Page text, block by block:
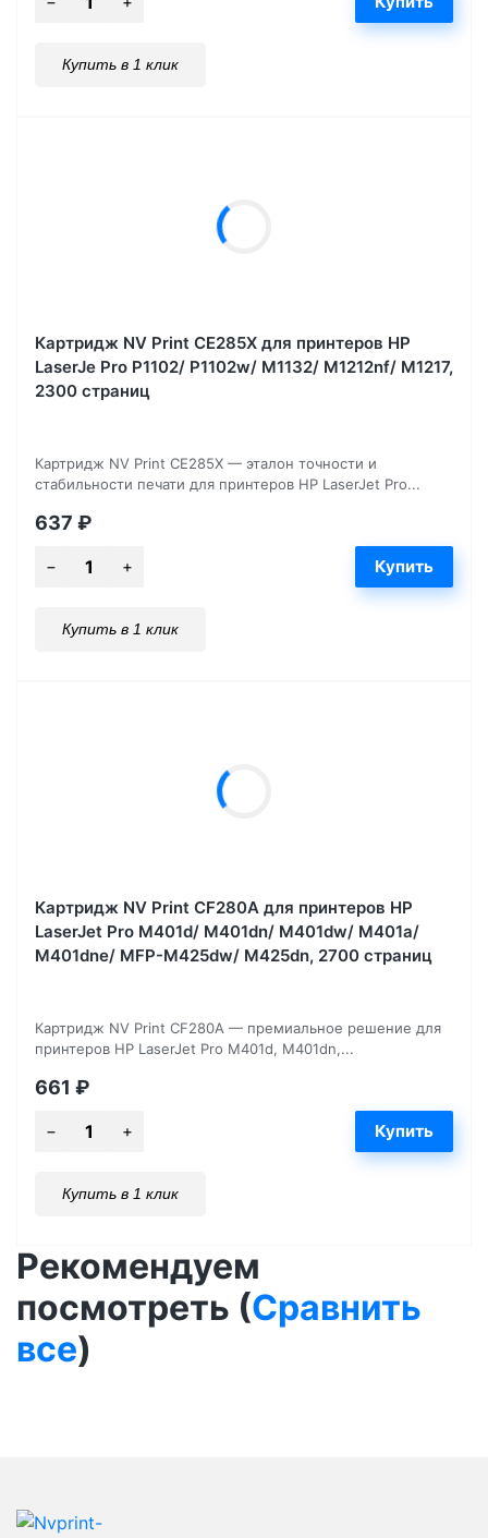
Купить в 1 клик
Картридж NV Print CE285X для принтеров HP
LaserJe Pro P1102/ P1102w/ M1132/ M1212nf/ М1217,
2300 страниц
Картридж NV Print CE285X — эталон точности и
стабильности печати для принтеров HP LaserJet Pro...
637 ₽
Купить в 1 клик
Картридж NV Print CF280A для принтеров HP
LaserJet Pro M401d/ M401dn/ M401dw/ M401a/
M401dne/ MFP-M425dw/ M425dn, 2700 страниц
Картридж NV Print CF280A — премиальное решение для
принтеров HP LaserJet Pro M401d, M401dn,...
661 ₽
Купить в 1 клик
Рекомендуем
посмотреть (Сравнить
все)